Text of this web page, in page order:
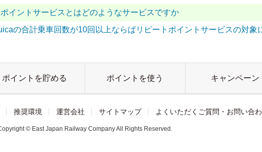
イントサービスとはどのようなサービスですか
の合計乗車回数が10回以上ならばリピートポイントサービスの対象
ポイントを貯める ポイントを使う キャンペーン
推奨環境 運営会社 サイトマップ よくいただくご質問・お問い合
© East Japan Railway Company All Rights Reserved.